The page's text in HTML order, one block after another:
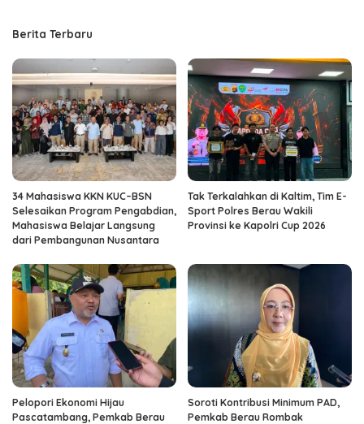
Berita Terbaru
34 Mahasiswa KKN KUC–BSN
Selesaikan Program Pengabdian,
Mahasiswa Belajar Langsung
dari Pembangunan Nusantara
Tak Terkalahkan di Kaltim, Tim E-
Sport Polres Berau Wakili
Provinsi ke Kapolri Cup 2026
Pelopori Ekonomi Hijau
Pascatambang, Pemkab Berau
Soroti Kontribusi Minimum PAD,
Pemkab Berau Rombak